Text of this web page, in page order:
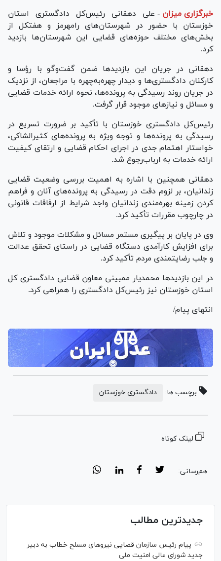
خبرگزاری میزان - علی دهقانی رئیس‌کل دادگستری استان
خوزستان با حضور در شهرستان‌های رامهرمز و هفتکل از
بخش‌های مختلف حوزه‌های قضایی این شهرستان‌ها بازدید
کرد.
دهقانی در جریان این بازدید‌ها ضمن گفت‌و‌گو با رؤسا و
کارکنان دادگستری‌ها و دیدار چهره‌به‌چهره با مراجعان، از نزدیک
در جریان روند رسیدگی به پرونده‌ها، نحوه ارائه خدمات قضایی
و مسائل و نیاز‌های موجود قرار گرفت.
رئیس‌کل دادگستری خوزستان با تأکید بر ضرورت تسریع در
رسیدگی به پرونده‌ها و توجه ویژه به پرونده‌های کثیرالشاکی،
خواستار اهتمام جدی در اجرای احکام قضایی و ارتقای کیفیت
ارائه خدمات به ارباب‌رجوع شد.
دهقانی همچنین با اشاره به اهمیت بررسی وضعیت قضایی
زندانیان، بر لزوم دقت در رسیدگی به پرونده‌های آنان و فراهم
کردن زمینه بهره‌مندی زندانیان واجد شرایط از ارفاقات قانونی
در چارچوب مقررات تأکید کرد.
وی در پایان بر پیگیری مستمر مسائل و مشکلات موجود و تلاش
برای افزایش کارآمدی دستگاه قضایی در راستای تحقق عدالت
و جلب رضایتمندی مردم تأکید کرد.
در این بازدید‌ها محمدیار ممبینی معاون قضایی دادگستری کل
استان خوزستان نیز رئیس‌کل دادگستری را همراهی کرد.
انتهای پیام/
برچسب ها: دادگستری خوزستان
لینک کوتاه
هم‌رسانی:
جدیدترین مطالب
پیام رئیس سازمان قضایی نیرو‌های مسلح خطاب به دبیر
جدید شورای عالی امنیت ملی